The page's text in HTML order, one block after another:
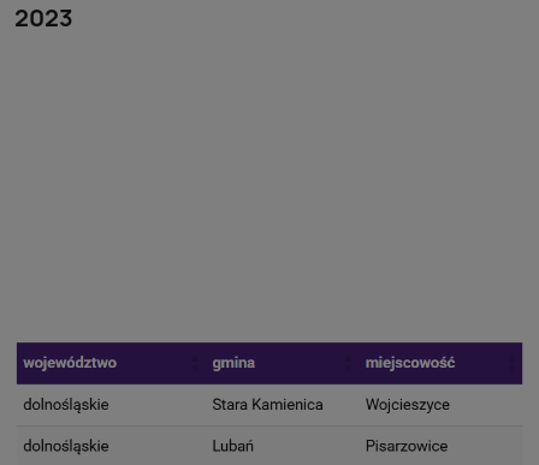
2023